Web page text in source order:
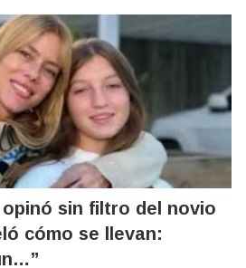
opinó sin filtro del novio
cómo se llevan: